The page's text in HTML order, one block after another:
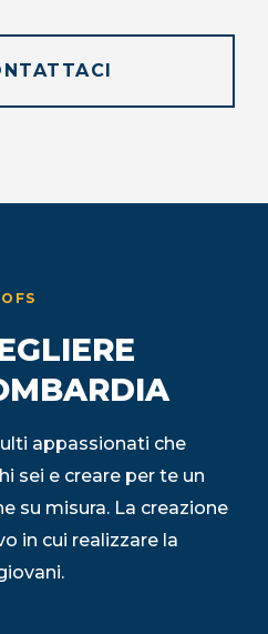
appassionati che
sei e creare per te un
su misura. La creazione
in cui realizzare la